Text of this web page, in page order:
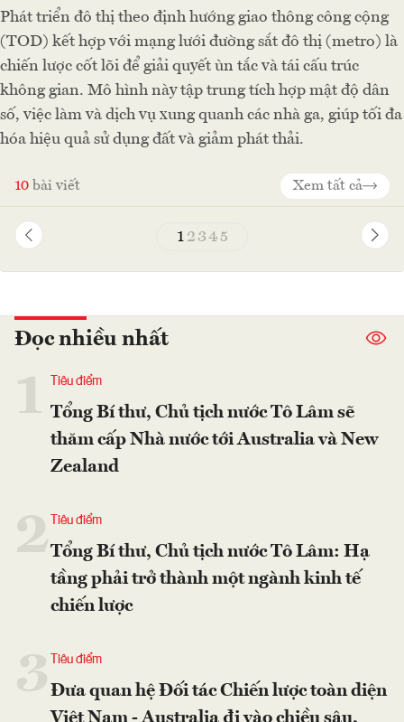
Phát triển đô thị theo định hướng giao thông công cộng
(TOD) kết hợp với mạng lưới đường sắt đô thị (metro) là
chiến lược cốt lõi để giải quyết ùn tắc và tái cấu trúc
không gian. Mô hình này tập trung tích hợp mật độ dân
số, việc làm và dịch vụ xung quanh các nhà ga, giúp tối đa
hóa hiệu quả sử dụng đất và giảm phát thải.
10 bài viết Xem tất cả
1 23 45
Đọc nhiều nhất
Tiêu điểm
Tổng Bí thư, Chủ tịch nước Tô Lâm sẽ
thăm cấp Nhà nước tới Australia và New
Zealand
2 Tiêu điểm
Tổng Bí thư, Chủ tịch nước Tô Lâm: Hạ
tầng phải trở thành một ngành kinh tế
chiến lược
Tiêu điểm
Đưa quan hệ Đối tác Chiến lược toàn diện